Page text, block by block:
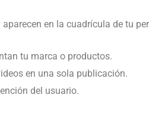
en la cuadrícula de tu
tu marca o productos.
en una sola publicación.
del usuario.